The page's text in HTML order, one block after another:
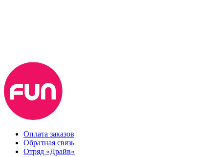
Оплата заказов
Обратная связь
Отряд «Драйв»